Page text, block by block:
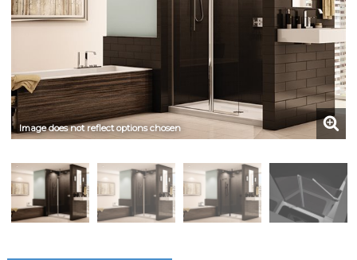
Image does not reflect options chosen